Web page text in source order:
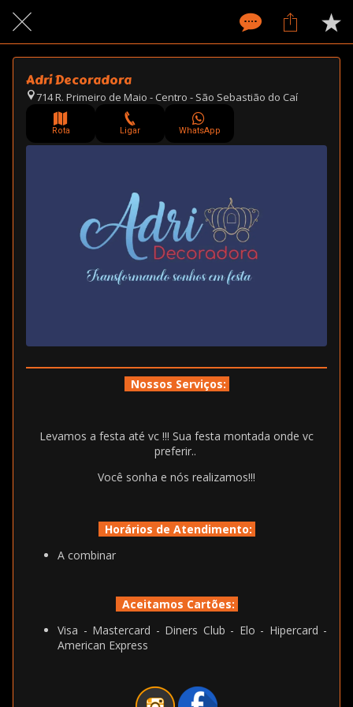
Adri Decoradora
714 R. Primeiro de Maio - Centro - São Sebastião do Caí
Rota Ligar WhatsApp
Nossos Serviços:
Levamos a festa até vc !!! Sua festa montada onde vc
preferir..
Você sonha e nós realizamos!!!
Horários de Atendimento:
A combinar
Aceitamos Cartões:
Visa - Mastercard - Diners Club - Elo - Hipercard -
American Express